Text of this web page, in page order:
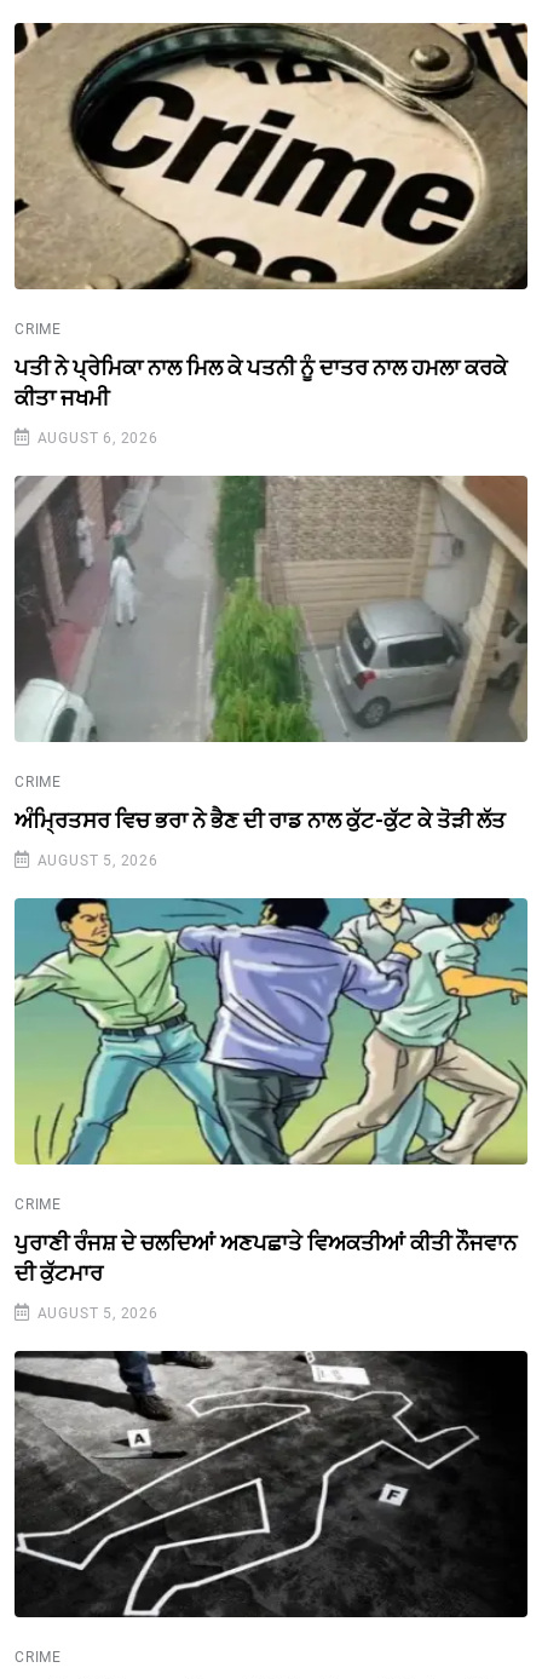
CRIME
ਪਤੀ ਨੇ ਪ੍ਰੇਮਿਕਾ ਨਾਲ ਮਿਲ ਕੇ ਪਤਨੀ ਨੂੰ ਦਾਤਰ ਨਾਲ ਹਮਲਾ ਕਰਕੇ
ਕੀਤਾ ਜਖਮੀ
AUGUST 6, 2026
CRIME
ਅੰਮ੍ਰਿਤਸਰ ਵਿਚ ਭਰਾ ਨੇ ਭੈਣ ਦੀ ਰਾਡ ਨਾਲ ਕੁੱਟ-ਕੁੱਟ ਕੇ ਤੋੜੀ ਲੱਤ
AUGUST 5, 2026
CRIME
ਪੁਰਾਣੀ ਰੰਜਸ਼ ਦੇ ਚਲਦਿਆਂ ਅਣਪਛਾਤੇ ਵਿਅਕਤੀਆਂ ਕੀਤੀ ਨੌੌਜਵਾਨ
ਦੀ ਕੁੱਟਮਾਰ
AUGUST 5, 2026
CRIME